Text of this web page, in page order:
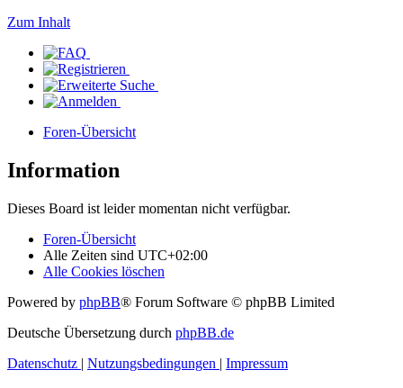
Zum Inhalt
Foren-Übersicht
Information
Dieses Board ist leider momentan nicht verfügbar.
Foren-Übersicht
Alle Zeiten sind UTC+02:00
Alle Cookies löschen
Powered by phpBB® Forum Software © phpBB Limited
Deutsche Übersetzung durch phpBB.de
Datenschutz | Nutzungsbedingungen | Impressum